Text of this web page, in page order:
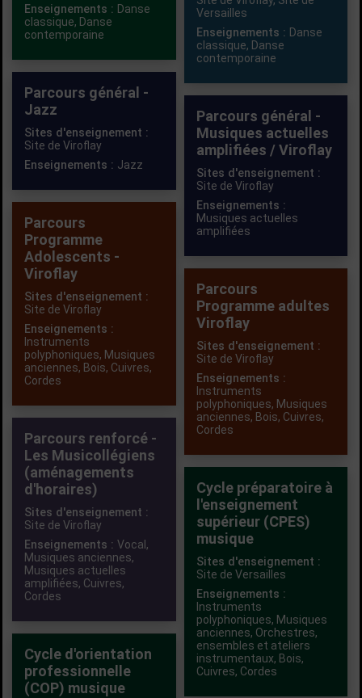
Enseignements : Danse
classique, Danse
contemporaine
Versailles
Enseignements : Danse
classique, Danse
contemporaine
Parcours général -
Jazz
Sites d'enseignement :
Site de Viroflay
Enseignements : Jazz
Parcours général -
Musiques actuelles
amplifiées / Viroflay
Sites d'enseignement :
Site de Viroflay
Enseignements :
Musiques actuelles
amplifiées
Parcours
Programme
Adolescents -
Viroflay
Sites d'enseignement :
Site de Viroflay
Enseignements :
Instruments
polyphoniques, Musiques
anciennes, Bois, Cuivres,
Cordes
Parcours
Programme adultes
Viroflay
Sites d'enseignement :
Site de Viroflay
Enseignements :
Instruments
polyphoniques, Musiques
anciennes, Bois, Cuivres,
Cordes
Parcours renforcé -
Les Musicollégiens
(aménagements
d'horaires)
Sites d'enseignement :
Site de Viroflay
Enseignements : Vocal ,
Musiques anciennes,
Musiques actuelles
amplifiées, Cuivres,
Cordes
Cycle préparatoire à
l'enseignement
supérieur (CPES)
musique
Sites d'enseignement :
Site de Versailles
Enseignements :
Instruments
polyphoniques, Musiques
anciennes, Orchestres,
ensembles et ateliers
instrumentaux, Bois,
Cuivres, Cordes
Cycle d'orientation
professionnelle
(COP) musique